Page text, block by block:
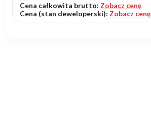
Cena całkowita brutto: Zobacz cenę
Cena (stan deweloperski): Zobacz cenę